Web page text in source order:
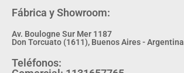
Fábrica y Showroom:
Av. Boulogne Sur Mer 1187
Don Torcuato (1611), Buenos Aires - Argentina
Teléfonos: